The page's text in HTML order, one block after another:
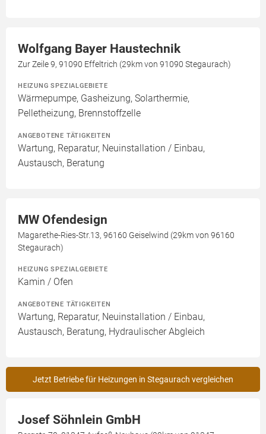
Wolfgang Bayer Haustechnik
Zur Zeile 9, 91090 Effeltrich (29km von 91090 Stegaurach)
HEIZUNG SPEZIALGEBIETE
Wärmepumpe, Gasheizung, Solarthermie,
Pelletheizung, Brennstoffzelle
ANGEBOTENE TÄTIGKEITEN
Wartung, Reparatur, Neuinstallation / Einbau,
Austausch, Beratung
MW Ofendesign
Magarethe-Ries-Str.13, 96160 Geiselwind (29km von 96160
Stegaurach)
HEIZUNG SPEZIALGEBIETE
Kamin / Ofen
ANGEBOTENE TÄTIGKEITEN
Wartung, Reparatur, Neuinstallation / Einbau,
Austausch, Beratung, Hydraulischer Abgleich
Jetzt Betriebe für Heizungen in Stegaurach vergleichen
Josef Söhnlein GmbH